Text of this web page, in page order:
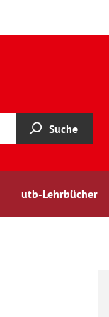
Suche
utb-Lehrbücher